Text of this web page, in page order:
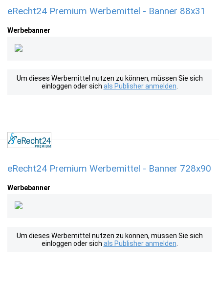
eRecht24 Premium Werbemittel - Banner 88x31
Werbebanner
Um dieses Werbemittel nutzen zu können, müssen Sie sich
einloggen oder sich als Publisher anmelden
eRecht24 Premium Werbemittel - Banner 728x90
Werbebanner
Um dieses Werbemittel nutzen zu können, müssen Sie sich
einloggen oder sich als Publisher anmelden